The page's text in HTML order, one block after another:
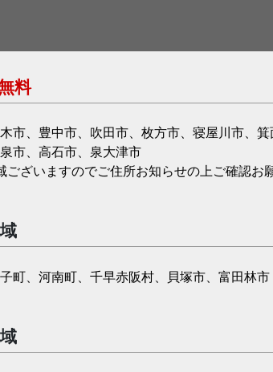
料
市、豊中市、吹田市、枚方市、寝屋川市、
市、高石市、泉大津市
ざいますのでご住所お知らせの上ご確認お
町、河南町、千早赤阪村、貝塚市、富田林市